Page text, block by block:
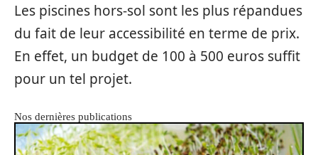
Les piscines hors-sol sont les plus répandues
du fait de leur accessibilité en terme de prix.
En effet, un budget de 100 à 500 euros suffit
pour un tel projet.
Nos dernières publications